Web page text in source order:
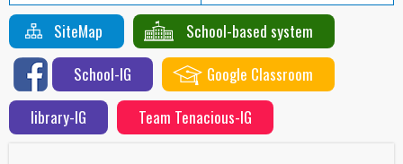
SiteMap
School-based system
School-IG
Google Classroom
library-IG
Team Tenacious-IG